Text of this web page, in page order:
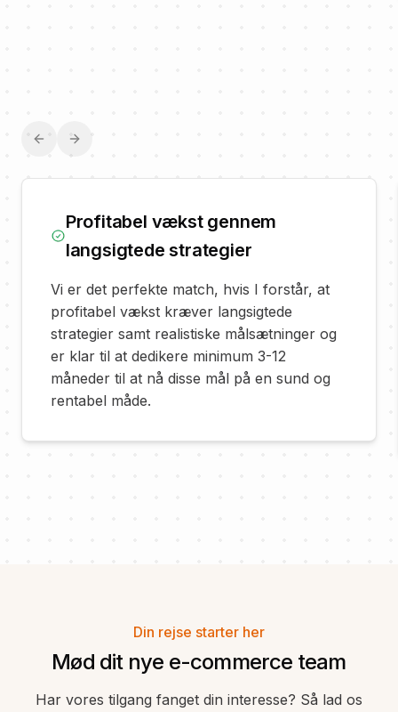
Previous slide
Next slide
Profitabel vækst gennem
langsigtede strategier
Vi er det perfekte match, hvis I forstår, at
profitabel vækst kræver langsigtede
strategier samt realistiske målsætninger og
er klar til at dedikere minimum 3-12
måneder til at nå disse mål på en sund og
rentabel måde.
Din rejse starter her
Mød dit nye e-commerce team
Har vores tilgang fanget din interesse? Så lad os